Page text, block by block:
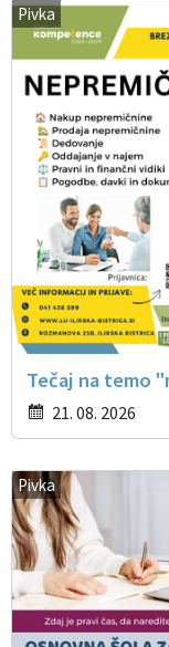
Pivka
Tečaj na temo
21. 08. 2026
Pivka